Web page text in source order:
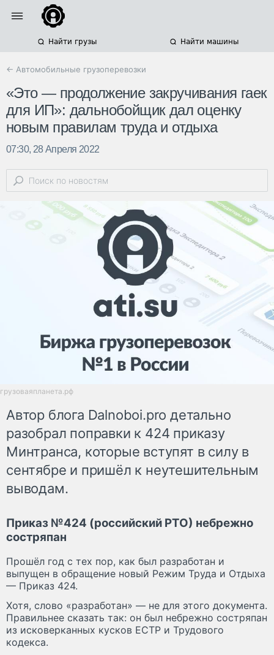
Найти грузы Найти машины
← Автомобильные грузоперевозки
«Это — продолжение закручивания гаек
для ИП»: дальнобойщик дал оценку
новым правилам труда и отдыха
07:30, 28 Апреля 2022
грузоваяпланета.рф
Автор блога Dalnoboi.pro детально
разобрал поправки к 424 приказу
Минтранса, которые вступят в силу в
сентябре и пришёл к неутешительным
выводам.
Приказ №424 (российский РТО) небрежно
состряпан
Прошёл год с тех пор, как был разработан и
выпущен в обращение новый Режим Труда и Отдыха
— Приказ 424.
Хотя, слово «разработан» — не для этого документа.
Правильнее сказать так: он был небрежно состряпан
из исковерканных кусков ЕСТР и Трудового
кодекса.